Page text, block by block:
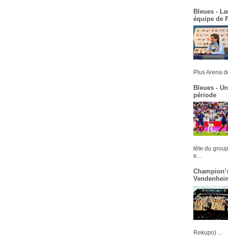
Bleues -
équipe de
Plus Arena
Bleues -
période
tête du
e...
Rekupo) ...